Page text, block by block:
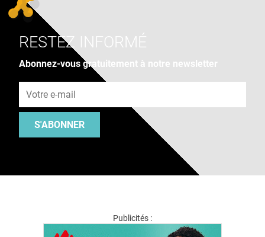
RESTEZ INFORMÉ
Abonnez-vous gratuitement à notre newsletter
S'ABONNER
Publicités :